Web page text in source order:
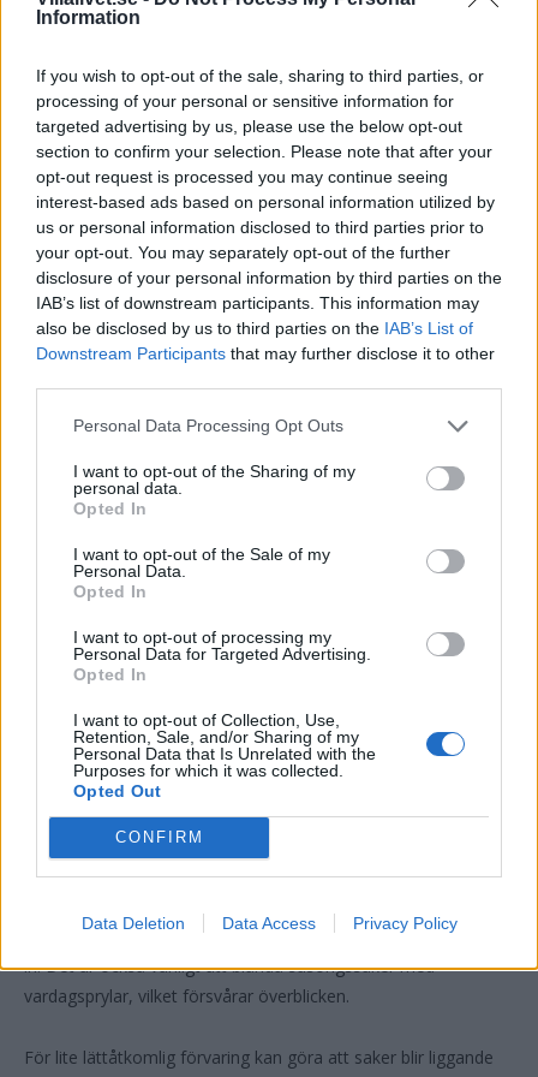
Information
If you wish to opt-out of the sale, sharing to third parties, or
processing of your personal or sensitive information for
targeted advertising by us, please use the below opt-out
section to confirm your selection. Please note that after your
opt-out request is processed you may continue seeing
interest-based ads based on personal information utilized by
us or personal information disclosed to third parties prior to
your opt-out. You may separately opt-out of the further
disclosure of your personal information by third parties on the
IAB’s list of downstream participants. This information may
also be disclosed by us to third parties on the IAB’s List of
Downstream Participants that may further disclose it to other
Personal Data Processing Opt Outs
I want to opt-out of the Sharing of my
personal data.
Opted In
I want to opt-out of the Sale of my
Personal Data.
Opted In
I want to opt-out of processing my
Personal Data for Targeted Advertising.
Opted In
I want to opt-out of Collection, Use,
Retention, Sale, and/or Sharing of my
Personal Data that Is Unrelated with the
Purposes for which it was collected.
Opted Out
CONFIRM
Data Deletion Data Access Privacy Policy
med barnsäkra förvaringsalternativ och att följa produktens
underlätta, så att ytan nyttjas mer effektivt över året.
Ta vara på udda ytor samt skapa
ordning i kök och garage
Många villor har ytor under trappan eller nischer med
svåråtkomliga vinklar. Här passar utdragbara skåp, lådor på
hjul eller måttanpassade hyllplan för att även små eller
vinklade ytor ska bli användbara.
I kök och grovkök fungerar smala utdragsskenor och
särskilda hållare för redskap skapar ordning även i trånga
skrymslen, och en extra arbetsyta med förvaring under kan
vara avgörande för att få plats med hushållets nödvändigheter.
Garaget och verktygsförvaringen kan optimeras med
väggskenor, perforerade tavlor och takmonterad förvaring. Att
sortera ut sport- och trädgårdsartiklar från övriga saker gör att
ofta att tänka i flera plan och utnyttja både väggar och tak.
Undvik vanliga misstag och
skapa hållbar ordning
utrymmen, vilket lätt leder till att saker blir bortglömda längst
in. Det är också vanligt att blanda säsongssaker med
vardagsprylar, vilket försvårar överblicken.
För lite lättåtkomlig förvaring kan göra att saker blir liggande